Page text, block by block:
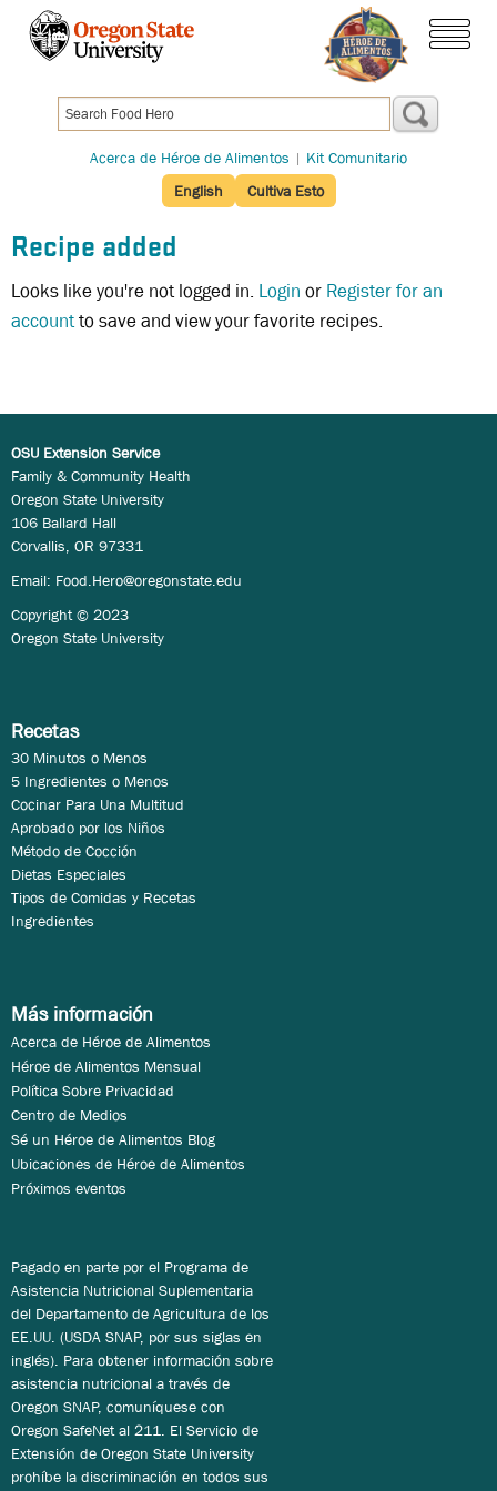
Pasar
principal
Acerca de Héroe de Alimentos | Kit Comunitario
English
Cultiva Esto
Recipe added
Looks like you're not logged in. Login or Register for an
accountto save and view your favorite recipes.
OSU Extension Service
Family & Community Health
Oregon State University
106 Ballard Hall
Corvallis, OR 97331
Email: Food.Hero@oregonstate.edu
Copyright © 2023
Oregon State University
Recetas
30 Minutos o Menos
5 Ingredientes o Menos
Cocinar Para Una Multitud
Aprobado por los Niños
Método de Cocción
Dietas Especiales
Tipos de Comidas y Recetas
Ingredientes
Más información
Acerca de Héroe de Alimentos
Héroe de Alimentos Mensual
Política Sobre Privacidad
Centro de Medios
Sé un Héroe de Alimentos Blog
Ubicaciones de Héroe de Alimentos
Próximos eventos
Pagado en parte por el Programa de
Asistencia Nutricional Suplementaria
del Departamento de Agricultura de los
EE.UU. (USDA SNAP, por sus siglas en
inglés). Para obtener información sobre
asistencia nutricional a través de
Oregon SNAP, comuníquese con
Oregon SafeNet al 211. El Servicio de
Extensión de Oregon State University
prohíbe la discriminación en todos sus